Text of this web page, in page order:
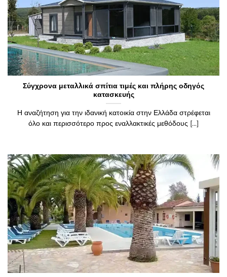
Σύγχρονα μεταλλικά σπίτια τιμές και πλήρης οδηγός
κατασκευής
Η αναζήτηση για την ιδανική κατοικία στην Ελλάδα στρέφεται
όλο και περισσότερο προς εναλλακτικές μεθόδους [...]